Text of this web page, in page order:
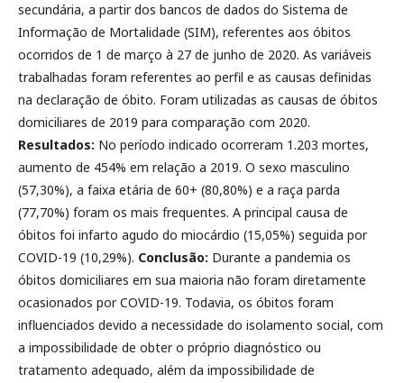
secundária, a partir dos bancos de dados do Sistema de
Informação de Mortalidade (SIM), referentes aos óbitos
ocorridos de 1 de março à 27 de junho de 2020. As variáveis
trabalhadas foram referentes ao perfil e as causas definidas
na declaração de óbito. Foram utilizadas as causas de óbitos
domiciliares de 2019 para comparação com 2020.
Resultados: No período indicado ocorreram 1.203 mortes,
aumento de 454% em relação a 2019. O sexo masculino
(57,30%), a faixa etária de 60+ (80,80%) e a raça parda
(77,70%) foram os mais frequentes. A principal causa de
óbitos foi infarto agudo do miocárdio (15,05%) seguida por
COVID-19 (10,29%). Conclusão: Durante a pandemia os
óbitos domiciliares em sua maioria não foram diretamente
ocasionados por COVID-19. Todavia, os óbitos foram
influenciados devido a necessidade do isolamento social, com
a impossibilidade de obter o próprio diagnóstico ou
tratamento adequado, além da impossibilidade de